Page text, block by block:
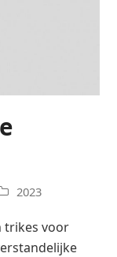
2023
trikes voor